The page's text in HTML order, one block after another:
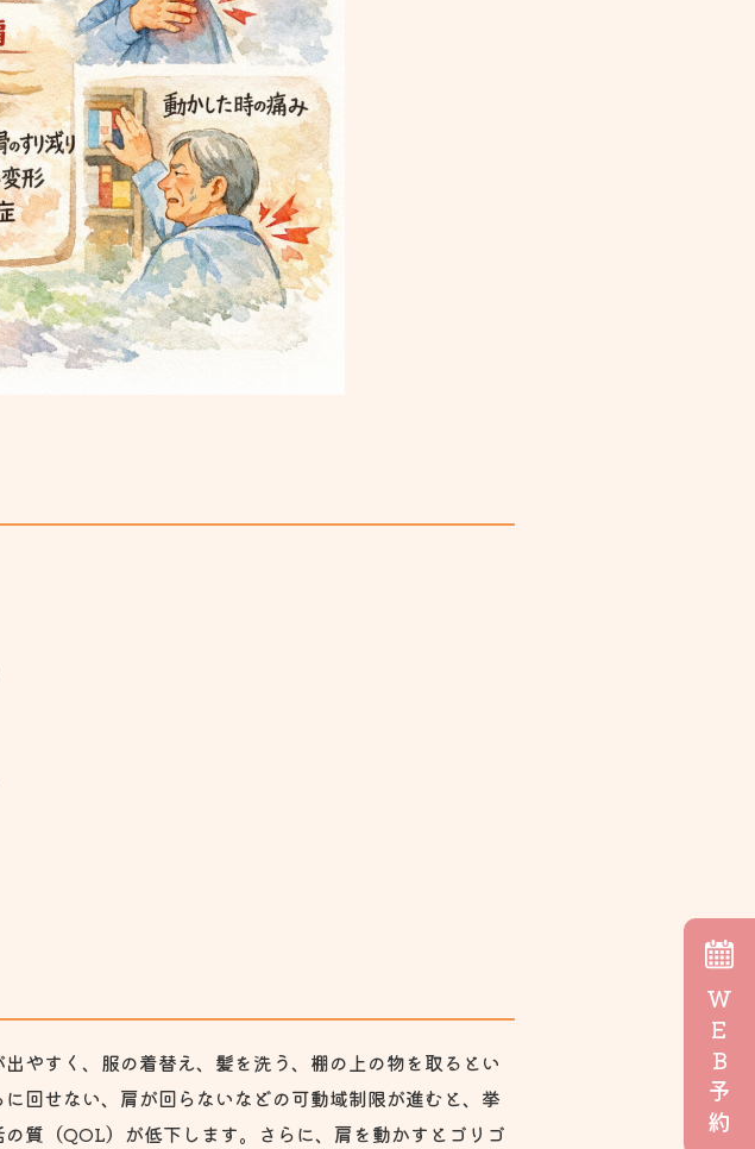
W
E
B
予
約
やすく、服の着替え、髪を洗う、棚の上の物を取るとい
回せない、肩が回らないなどの可動域制限が進むと、挙
質（QOL）が低下します。さらに、肩を動かすとゴリゴ